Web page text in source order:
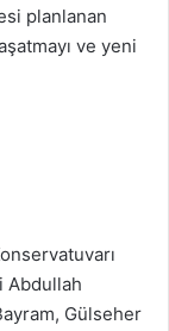
planlanan
ve yeni
Abdullah
Gülseher